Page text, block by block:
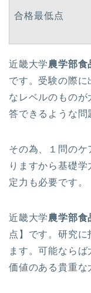
合格最低点
近畿大学農学部食
です。受験の際
なレベルのもの
答できるような問
その為、１問の
りますから基礎
定力も必要です。
近畿大学農学部食
点】です。研究
ます。可能なら
価値のある貴重な